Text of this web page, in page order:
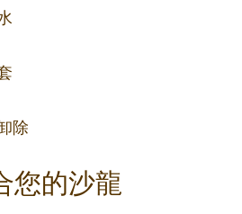
除
您的沙龍